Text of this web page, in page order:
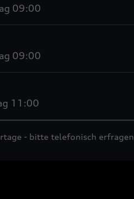
09:00
09:00
11:00
- bitte telefonisch erfragen